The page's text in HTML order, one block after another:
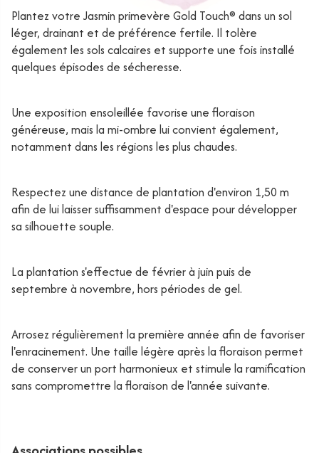
Plantez votre Jasmin primevère Gold Touch® dans un sol
léger, drainant et de préférence fertile. Il tolère
également les sols calcaires et supporte une fois installé
quelques épisodes de sécheresse.
Une exposition ensoleillée favorise une floraison
généreuse, mais la mi-ombre lui convient également,
notamment dans les régions les plus chaudes.
Respectez une distance de plantation d'environ 1,50 m
afin de lui laisser suffisamment d'espace pour développer
sa silhouette souple.
La plantation s'effectue de février à juin puis de
septembre à novembre, hors périodes de gel.
Arrosez régulièrement la première année afin de favoriser
l'enracinement. Une taille légère après la floraison permet
de conserver un port harmonieux et stimule la ramification
sans compromettre la floraison de l'année suivante.